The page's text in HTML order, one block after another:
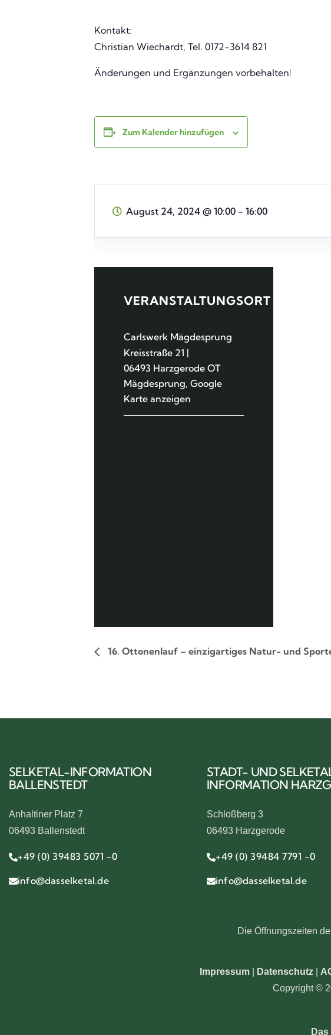
Kontakt:
Christian Wiechardt, Tel. 0172-3614 821
Änderungen und Ergänzungen vorbehalten!
Zum Kalender hinzufügen
August 24, 2024 @ 10:00 - 16:00
VERANSTALTUNGSORT
Carlswerk Mägdesprung
Kreisstraße 21 |
06493 Harzgerode OT
Mägdesprung, Google
Karte anzeigen
16. Ottonenlauf – einzigartiges Natur- und
SELKETAL-INFORMATION
BALLENSTEDT
Anhaltiner Platz 7
06493 Ballenstedt
+49 (0) 39483 5071 -0
info@dasselketal.de
STADT- UND
INFORMATION
Schloßberg 3
06493 Harzgerode
+49 (0) 39484 7791 -0
info@dasselketal.de
Die Öffnungszeiten
Impressum Datenschutz
Copyright ©